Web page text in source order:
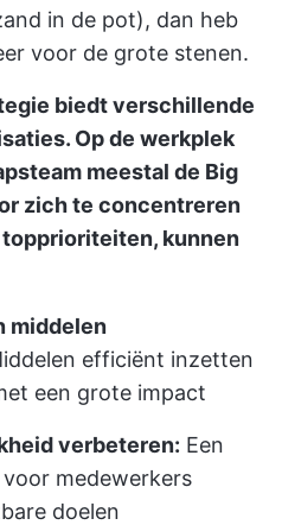
in de pot), dan heb
voor de grote stenen.
biedt verschillende
Op de werkplek
meestal de Big
zich te concentreren
kunnen
middelen
efficiënt inzetten
een grote impact
verbeteren: Een
medewerkers
doelen